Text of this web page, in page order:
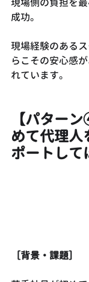
成功。
現場経験のある
らこその安心感
れています。
【パター
めて代理人
ポートし
［背景・課題］